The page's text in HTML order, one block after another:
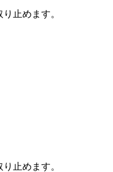
止めます。
止めます。